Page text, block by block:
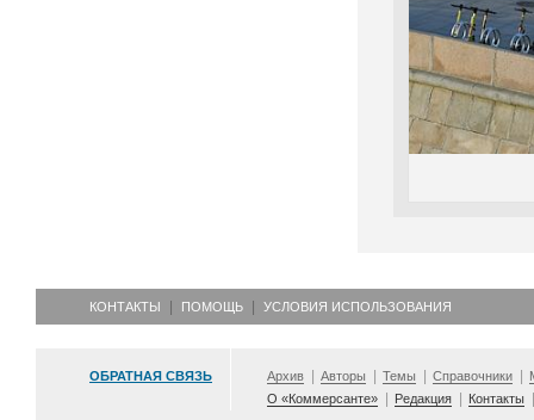
КОНТАКТЫ ПОМОЩЬ УСЛОВИЯ ИСПОЛЬЗОВАНИЯ
ОБРАТНАЯ СВЯЗЬ Архив Авторы Темы Справочники
О «Коммерсанте»
Редакция Контакты